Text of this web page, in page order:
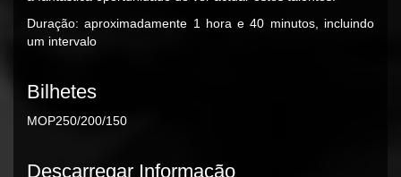
Duração: aproximadamente 1 hora e 40 minutos, incluindo
um intervalo
Bilhetes
MOP250/200/150
Descarregar Informação